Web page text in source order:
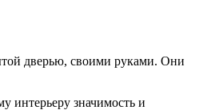
дверью, своими руками. Они
интерьеру значимость и